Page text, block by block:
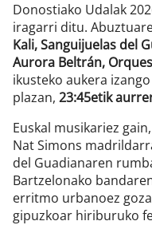
Donostiako Udalak
iragarri ditu.
Kali, Sanguijuelas del
Aurora Beltrán,
ikusteko aukera
plazan, 23:45etik
Euskal musikariez
Nat Simons
del Guadianaren
Bartzelonako
erritmo urbanoez
gipuzkoar hiriburuko